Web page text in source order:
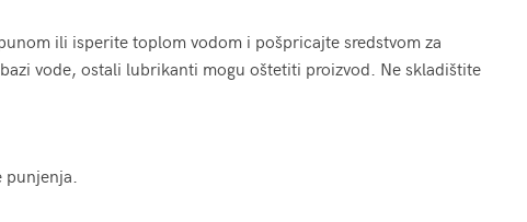
ili isperite toplom vodom i pošpricajte sredstvom za
vode, ostali lubrikanti mogu oštetiti proizvod. Ne skladištite